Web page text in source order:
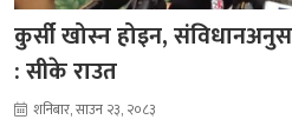
कुर्सी खोस्न होइन,
: सीके राउत
शनिबार, साउन २३, २०८३